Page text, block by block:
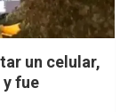
un celular,
fue